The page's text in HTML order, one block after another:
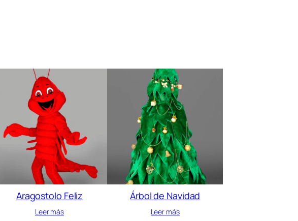
Aragostolo Feliz
Leer más
Árbol de Navidad
Leer más